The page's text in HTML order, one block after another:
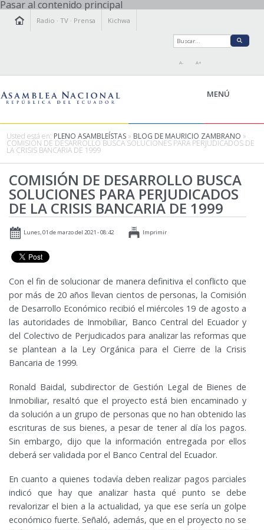
Pasar al contenido principal
Radio ·TV · Prensa Kichwa
A- A+
MENÚ
LEGISLAMOS
FISCALIZAMOS
TRANSPARENCIA
PRENSA
PARTICIPACIÓN
AGENDA
Usted está en: PLENO ASAMBLEÍSTAS » BLOG DE MAURICIO ZAMBRANO »
COMISIÓN DE DESARROLLO BUSCA SOLUCIONES PARA PERJUDICADOS DE
LA CRISIS BANCARIA DE 1999
COMISIÓN DE DESARROLLO BUSCA
SOLUCIONES PARA PERJUDICADOS
DE LA CRISIS BANCARIA DE 1999
Lunes, 01 de marzo del 2021 - 08:42 Imprimir
Con el fin de solucionar de manera definitiva el conflicto que
por más de 20 años llevan cientos de personas, la Comisión
de Desarrollo Económico recibió el miércoles 19 de agosto a
las autoridades de Inmobiliar, Banco Central del Ecuador y
del Colectivo de Perjudicados para analizar las reformas que
se plantean a la Ley Orgánica para el Cierre de la Crisis
Bancaria de 1999.
Ronald Baidal, subdirector de Gestión Legal de Bienes de
Inmobiliar, resaltó que el proyecto está bien encaminado y
da solución a un grupo de personas que no han obtenido las
escrituras de sus bienes, a pesar de tener al día los pagos.
Sin embargo, dijo que la información entregada por ellos
deberá ser validada por el Banco Central del Ecuador.
En cuanto a quienes todavía deben realizar pagos parciales
indicó que hay que analizar hasta qué punto se debe
revalorizar el bien a la actualidad, ya que ese sería un golpe
económico fuerte. Señaló, además, que en el proyecto no se